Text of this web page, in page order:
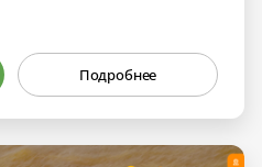
Подробнее